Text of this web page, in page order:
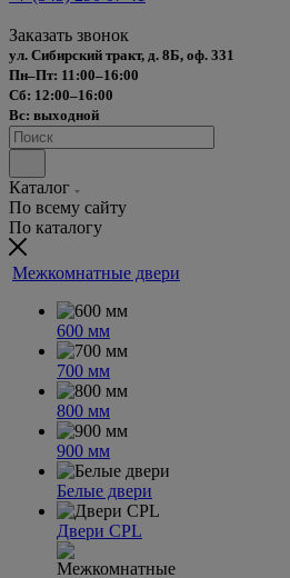
Заказать звонок
ул. Сибирский тракт, д. 8Б, оф. 331
Пн–Пт: 11:00–16:00
Сб: 12:00–16:00
Вс: выходной
Каталог
По всему сайту
По каталогу
Межкомнатные двери
600 мм
700 мм
800 мм
900 мм
Белые двери
Двери CPL